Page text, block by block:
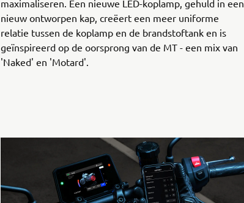
maximaliseren. Een nieuwe LED-koplamp, gehuld in een
nieuw ontworpen kap, creëert een meer uniforme
relatie tussen de koplamp en de brandstoftank en is
geïnspireerd op de oorsprong van de MT - een mix van
'Naked' en 'Motard'.